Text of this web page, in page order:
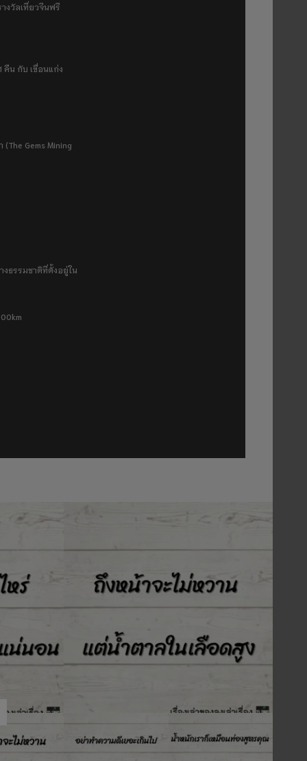
งวัลเที่ยวจีนฟรี
คืน กับ เขื่อนแก่ง
Gems Mining
งธรรมชาติที่ตั้งอยู่ใน